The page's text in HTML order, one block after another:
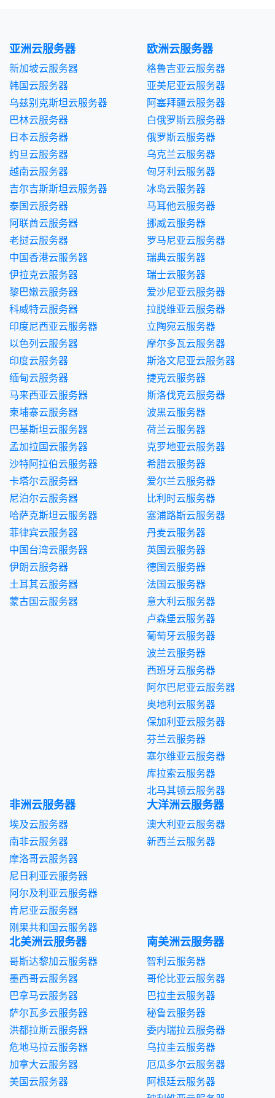
亚洲云服务器
新加坡云服务器
韩国云服务器
乌兹别克斯坦云服务器
巴林云服务器
日本云服务器
约旦云服务器
越南云服务器
吉尔吉斯斯坦云服务器
泰国云服务器
阿联酋云服务器
老挝云服务器
中国香港云服务器
伊拉克云服务器
黎巴嫩云服务器
科威特云服务器
印度尼西亚云服务器
以色列云服务器
印度云服务器
缅甸云服务器
马来西亚云服务器
柬埔寨云服务器
巴基斯坦云服务器
孟加拉国云服务器
沙特阿拉伯云服务器
卡塔尔云服务器
尼泊尔云服务器
哈萨克斯坦云服务器
菲律宾云服务器
中国台湾云服务器
伊朗云服务器
土耳其云服务器
蒙古国云服务器
欧洲云服务器
格鲁吉亚云服务器
亚美尼亚云服务器
阿塞拜疆云服务器
白俄罗斯云服务器
俄罗斯云服务器
乌克兰云服务器
匈牙利云服务器
冰岛云服务器
马耳他云服务器
挪威云服务器
罗马尼亚云服务器
瑞典云服务器
瑞士云服务器
爱沙尼亚云服务器
拉脱维亚云服务器
立陶宛云服务器
摩尔多瓦云服务器
斯洛文尼亚云服务器
捷克云服务器
斯洛伐克云服务器
波黑云服务器
荷兰云服务器
克罗地亚云服务器
希腊云服务器
爱尔兰云服务器
比利时云服务器
塞浦路斯云服务器
丹麦云服务器
英国云服务器
德国云服务器
法国云服务器
意大利云服务器
卢森堡云服务器
葡萄牙云服务器
波兰云服务器
西班牙云服务器
阿尔巴尼亚云服务器
奥地利云服务器
保加利亚云服务器
芬兰云服务器
塞尔维亚云服务器
库拉索云服务器
北马其顿云服务器
非洲云服务器
埃及云服务器
南非云服务器
摩洛哥云服务器
尼日利亚云服务器
阿尔及利亚云服务器
肯尼亚云服务器
刚果共和国云服务器
大洋洲云服务器
澳大利亚云服务器
新西兰云服务器
北美洲云服务器
哥斯达黎加云服务器
墨西哥云服务器
巴拿马云服务器
萨尔瓦多云服务器
洪都拉斯云服务器
危地马拉云服务器
加拿大云服务器
美国云服务器
南美洲云服务器
智利云服务器
哥伦比亚云服务器
巴拉圭云服务器
秘鲁云服务器
委内瑞拉云服务器
乌拉圭云服务器
厄瓜多尔云服务器
阿根廷云服务器